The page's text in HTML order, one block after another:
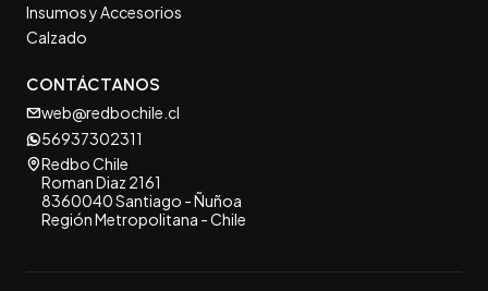
Insumos y Accesorios
Calzado
CONTÁCTANOS
web@redbochile.cl
56937302311
Redbo Chile
Roman Diaz 2161
8360040 Santiago - Ñuñoa
Región Metropolitana - Chile